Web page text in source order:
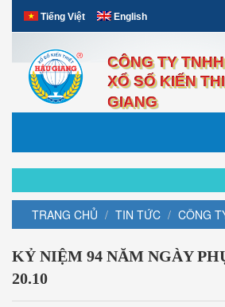
English
Tiếng Việt
CÔNG TY
XỔ SỐ KIẾN
GIANG
TRANG CHỦ TIN TỨC CÔNG
KỶ NIỆM 94 NĂM NGÀY
20.10